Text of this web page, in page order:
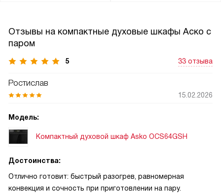
Отзывы на компактные духовые шкафы Аско с
паром
5 33 отзыва
Ростислав
15.02.2026
Модель:
Компактный духовой шкаф Asko OCS64GSH
Достоинства:
Отлично готовит: быстрый разогрев, равномерная
конвекция и сочность при приготовлении на пару.